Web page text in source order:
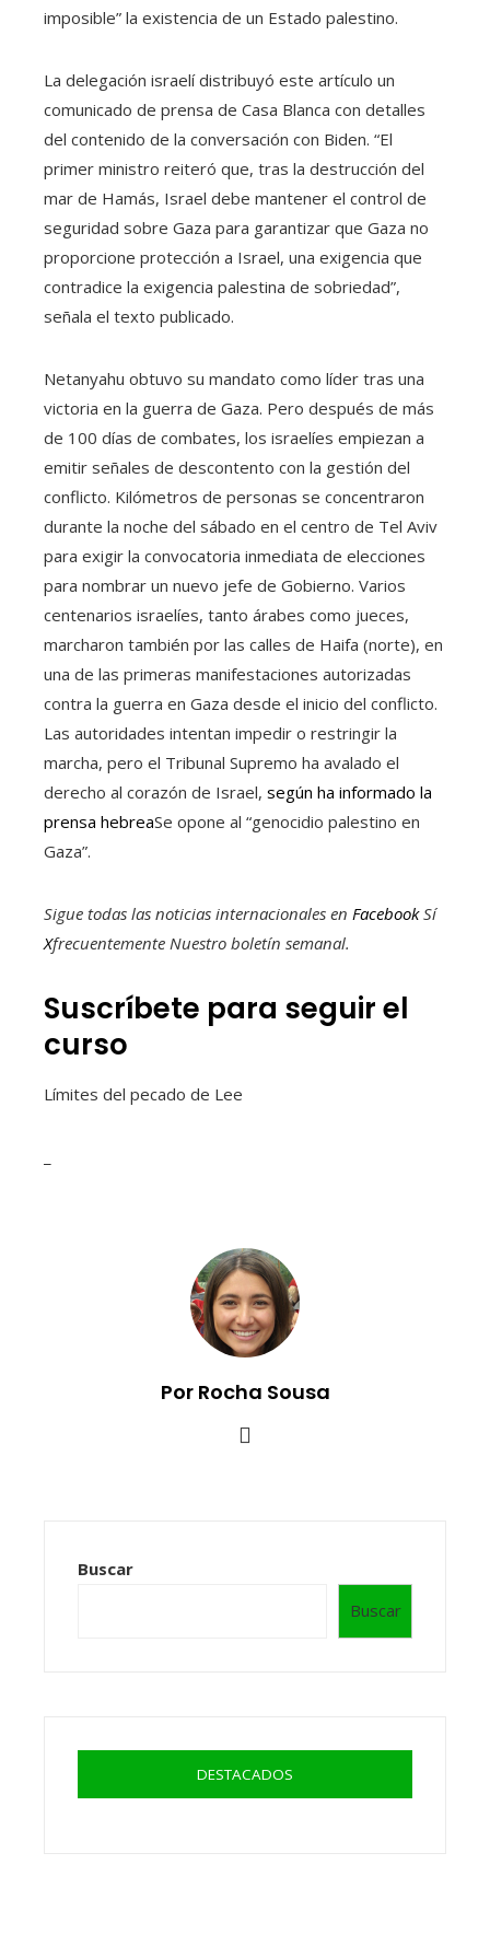
imposible” la existencia de un Estado palestino.
La delegación israelí distribuyó este artículo un
comunicado de prensa de Casa Blanca con detalles
del contenido de la conversación con Biden. “El
primer ministro reiteró que, tras la destrucción del
mar de Hamás, Israel debe mantener el control de
seguridad sobre Gaza para garantizar que Gaza no
proporcione protección a Israel, una exigencia que
contradice la exigencia palestina de sobriedad”,
señala el texto publicado.
Netanyahu obtuvo su mandato como líder tras una
victoria en la guerra de Gaza. Pero después de más
de 100 días de combates, los israelíes empiezan a
emitir señales de descontento con la gestión del
conflicto. Kilómetros de personas se concentraron
durante la noche del sábado en el centro de Tel Aviv
para exigir la convocatoria inmediata de elecciones
para nombrar un nuevo jefe de Gobierno. Varios
centenarios israelíes, tanto árabes como jueces,
marcharon también por las calles de Haifa (norte), en
una de las primeras manifestaciones autorizadas
contra la guerra en Gaza desde el inicio del conflicto.
Las autoridades intentan impedir o restringir la
marcha, pero el Tribunal Supremo ha avalado el
derecho al corazón de Israel, según ha informado la
prensa hebreaSe opone al “genocidio palestino en
Gaza”.
Sigue todas las noticias internacionales en FacebookSí
Xfrecuentemente Nuestro boletín semanal.
Suscríbete para seguir el
curso
Límites del pecado de Lee
Por Rocha Sousa
Buscar
Buscar
DESTACADOS